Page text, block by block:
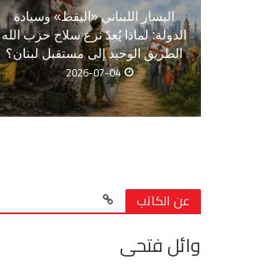
اليسار اللبناني «اليقظ» وسيادة
الدولة: لماذا يُعدّ نزع سلاح حزب الله
الطريق الوحيد إلى مستقبل لبنان؟
2026-07-04
عن الكاتب
وائل فتحى